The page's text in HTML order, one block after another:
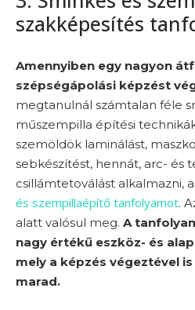
szakképesítés
Amennyiben egy nagyon
szépségápolási képzést
megtanulnál számtalan féle
műszempilla építési
szemöldök laminálást,
sebkészítést, hennát, arc- és
csillámtetoválást alkalmazni,
és szempillaépítő tanfolyamot.
alatt valósul meg. A
nagy értékű eszköz- és
mely a képzés végeztével
marad.